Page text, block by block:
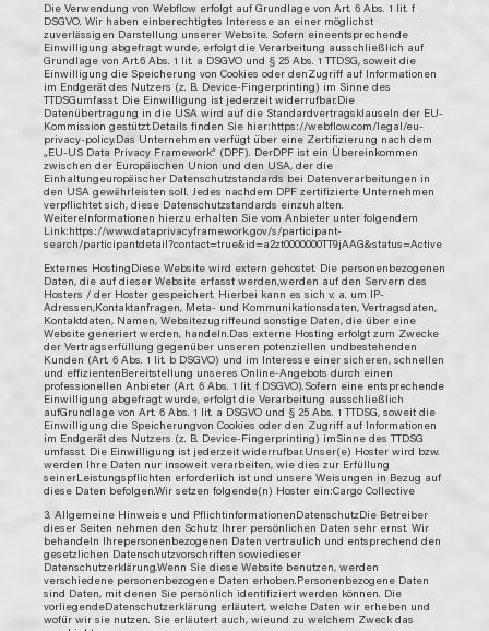
Die Verwendung von Webflow erfolgt auf Grundlage von Art. 6 Abs. 1 lit. f
DSGVO. Wir haben einberechtigtes Interesse an einer möglichst
zuverlässigen Darstellung unserer Website. Sofern eineentsprechende
Einwilligung abgefragt wurde, erfolgt die Verarbeitung ausschließlich auf
Grundlage von Art.6 Abs. 1 lit. a DSGVO und § 25 Abs. 1 TTDSG, soweit die
Einwilligung die Speicherung von Cookies oder denZugriff auf Informationen
im Endgerät des Nutzers (z. B. Device-Fingerprinting) im Sinne des
TTDSGumfasst. Die Einwilligung ist jederzeit widerrufbar.Die
Datenübertragung in die USA wird auf die Standardvertragsklauseln der EU-
Kommission gestützt.Details finden Sie hier:https://webflow.com/legal/eu-
privacy-policy.Das Unternehmen verfügt über eine Zertifizierung nach dem
„EU-US Data Privacy Framework“ (DPF). DerDPF ist ein Übereinkommen
zwischen der Europäischen Union und den USA, der die
Einhaltungeuropäischer Datenschutzstandards bei Datenverarbeitungen in
den USA gewährleisten soll. Jedes nachdem DPF zertifizierte Unternehmen
verpflichtet sich, diese Datenschutzstandards einzuhalten.
WeitereInformationen hierzu erhalten Sie vom Anbieter unter folgendem
Link:https://www.dataprivacyframework.gov/s/participant-
search/participantdetail?contact=true&id=a2zt0000000TT9jAAG&status=Active
Externes HostingDiese Website wird extern gehostet. Die personenbezogenen
Daten, die auf dieser Website erfasst werden,werden auf den Servern des
Hosters / der Hoster gespeichert. Hierbei kann es sich v. a. um IP-
Adressen,Kontaktanfragen, Meta- und Kommunikationsdaten, Vertragsdaten,
Kontaktdaten, Namen, Websitezugriffeund sonstige Daten, die über eine
Website generiert werden, handeln.Das externe Hosting erfolgt zum Zwecke
der Vertragserfüllung gegenüber unseren potenziellen undbestehenden
Kunden (Art. 6 Abs. 1 lit. b DSGVO) und im Interesse einer sicheren, schnellen
und effizientenBereitstellung unseres Online-Angebots durch einen
professionellen Anbieter (Art. 6 Abs. 1 lit. f DSGVO).Sofern eine entsprechende
Einwilligung abgefragt wurde, erfolgt die Verarbeitung ausschließlich
aufGrundlage von Art. 6 Abs. 1 lit. a DSGVO und § 25 Abs. 1 TTDSG, soweit die
Einwilligung die Speicherungvon Cookies oder den Zugriff auf Informationen
im Endgerät des Nutzers (z. B. Device-Fingerprinting) imSinne des TTDSG
umfasst. Die Einwilligung ist jederzeit widerrufbar.Unser(e) Hoster wird bzw.
werden Ihre Daten nur insoweit verarbeiten, wie dies zur Erfüllung
seinerLeistungspflichten erforderlich ist und unsere Weisungen in Bezug auf
diese Daten befolgen.Wir setzen folgende(n) Hoster ein:Cargo Collective
3. Allgemeine Hinweise und PflichtinformationenDatenschutzDie Betreiber
dieser Seiten nehmen den Schutz Ihrer persönlichen Daten sehr ernst. Wir
behandeln Ihrepersonenbezogenen Daten vertraulich und entsprechend den
gesetzlichen Datenschutzvorschriften sowiedieser
Datenschutzerklärung.Wenn Sie diese Website benutzen, werden
verschiedene personenbezogene Daten erhoben.Personenbezogene Daten
sind Daten, mit denen Sie persönlich identifiziert werden können. Die
vorliegendeDatenschutzerklärung erläutert, welche Daten wir erheben und
wofür wir sie nutzen. Sie erläutert auch, wieund zu welchem Zweck das